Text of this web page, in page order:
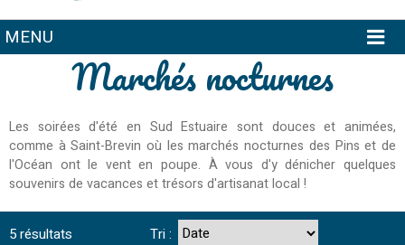
MENU
Marchés nocturnes
Les soirées d'été en Sud Estuaire sont douces et animées,
comme à Saint-Brevin où les marchés nocturnes des Pins et de
l'Océan ont le vent en poupe. À vous d'y dénicher quelques
souvenirs de vacances et trésors d'artisanat local !
5résultats Tri :